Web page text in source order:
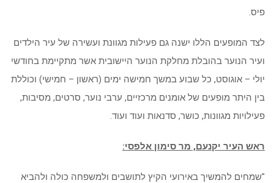
פיס.
לצד המופעים הללו ישנה גם פעילות מגוונת ועשירה של עיר הילדים
ועיר הנוער בהובלת מחלקת הנוער היישובית אשר מתקיימת בחודשי
יולי – אוגוסט, כל שבוע במשך חמישה ימים (ראשון – חמישי) וכוללת
בין היתר מופעים של אומנים מרכזיים, ערבי נוער, סרטים, מסיבות,
פעילויות מגוונות, כושר, סדנאות ועוד ועוד.
ראש העיר יקנעם, מר סימון אלפסי:
"שמחים להמשיך באירועי הקיץ לתושבים ולמשפחה כולה ולהביא